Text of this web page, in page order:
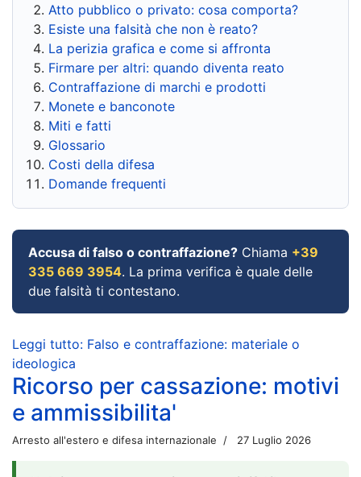
Atto pubblico o privato: cosa comporta?
Esiste una falsità che non è reato?
La perizia grafica e come si affronta
Firmare per altri: quando diventa reato
Contraffazione di marchi e prodotti
Monete e banconote
Miti e fatti
Glossario
Costi della difesa
Domande frequenti
Accusa di falso o contraffazione? Chiama +39
335 669 3954. La prima verifica è quale delle
due falsità ti contestano.
Leggi tutto: Falso e contraffazione: materiale o
ideologica
Ricorso per cassazione: motivi
e ammissibilita'
Arresto all'estero e difesa internazionale 27 Luglio 2026